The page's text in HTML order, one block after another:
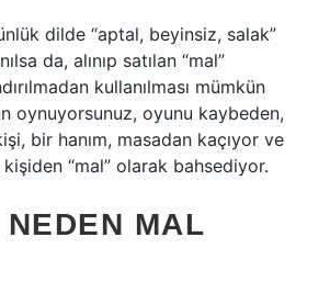
dilde “aptal, beyinsiz, salak”
da, alınıp satılan “mal”
kullanılması mümkün
oynuyorsunuz, oyunu kaybeden,
bir hanım, masadan kaçıyor ve
“mal” olarak bahsediyor.
MAL